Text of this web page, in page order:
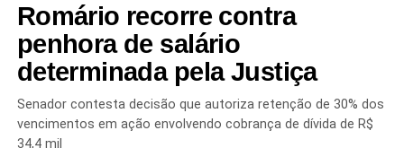
A proposta apresentada por Lula prevê, portanto, uma
mudança na estrutura federal responsável pela área, com
o objetivo de fortalecer a articulação das políticas de
PEC da Segurança Pública
está inserida em um
Romário recorre contra
penhora de salário
determinada pela Justiça
Senador contesta decisão que autoriza retenção de 30% dos
vencimentos em ação envolvendo cobrança de dívida de R$
34,4 mil